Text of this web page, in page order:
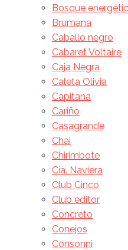
Bosque
Brumana
Caballo negro
Cabaret Voltaire
Caja Negra
Caleta Olivia
Capitana
Cariño
Casagrande
Chai
Chirimbote
Cía. Naviera
Club Cinco
Club editor
Concreto
Conejos
Consonni